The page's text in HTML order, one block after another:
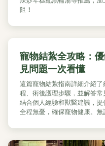
阻！
寵物結紮全攻略：
見問題一次看懂
這篇寵物結紮指南詳細介紹
程、術後護理步驟，並解答
結合個人經驗和獸醫建議，
全程無憂，確保寵物健康。無